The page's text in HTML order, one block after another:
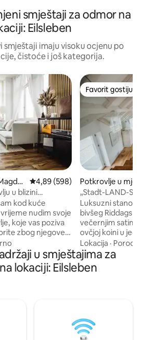
smještaji za odmor na
Eilsleben
smještaji imaju visoku ocjenu po
čistoće i još kategorija.
Prosječna ocjena: 4,89 od 5,
4,89 (598)
u blizini
RTL+
kod kuće
nudim svoje
koje vas poziva
zbog njegove
svjetla u
je u
velikim krevetom
Favorit gostiju
Favorit gostiju
Potkrovlje u
hweig
„Stadt-LAND-
potkrovlju
Luksuzni stanovi
bivšeg
večernjim satima
ovčjoj koini u
klupica s
„seoske staje”.
svjetlu plinskog
prijateljima na
oblacima.
Lokacija · Porodica
u smještajima za
lokaciji: Eilsleben